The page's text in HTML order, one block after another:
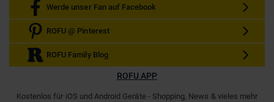
Werde unser Fan auf Facebook
ROFU @ Pinterest
ROFU Family Blog
ROFU APP
Kostenlos für iOS und Android Geräte - Shopping, News & vieles mehr